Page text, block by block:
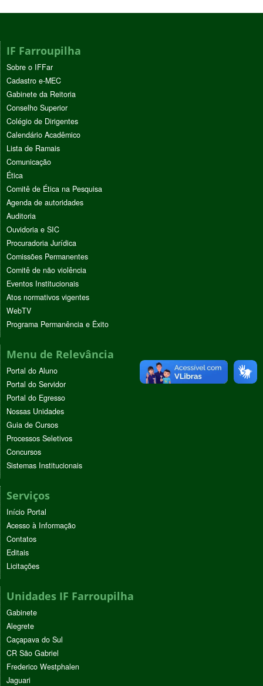
IF Farroupilha
Sobre o IFFar
Cadastro e-MEC
Gabinete da Reitoria
Conselho Superior
Colégio de Dirigentes
Calendário Acadêmico
Lista de Ramais
Comunicação
Ética
Comitê de Ética na Pesquisa
Agenda de autoridades
Auditoria
Ouvidoria e SIC
Procuradoria Jurídica
Comissões Permanentes
Comitê de não violência
Eventos Institucionais
Atos normativos vigentes
WebTV
Programa Permanência e Êxito
Menu de Relevância
Portal do Aluno
Portal do Servidor
Portal do Egresso
Nossas Unidades
Guia de Cursos
Processos Seletivos
Concursos
Sistemas Institucionais
Serviços
Início Portal
Acesso à Informação
Contatos
Editais
Licitações
Unidades IF Farroupilha
Gabinete
Alegrete
Caçapava do Sul
CR São Gabriel
Frederico Westphalen
Jaguari